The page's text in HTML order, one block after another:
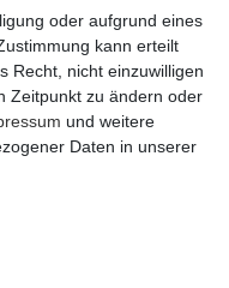
Herzen schnell und
TIPP: Die freie Fläche
Ornamente.
oder aufgrund eines
kann erteilt
Recht, nicht einzuwilligen
Zeitpunkt zu ändern oder
und weitere
Daten in unserer